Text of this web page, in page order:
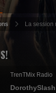
La session
TrenTMix Radio
DorothySlash